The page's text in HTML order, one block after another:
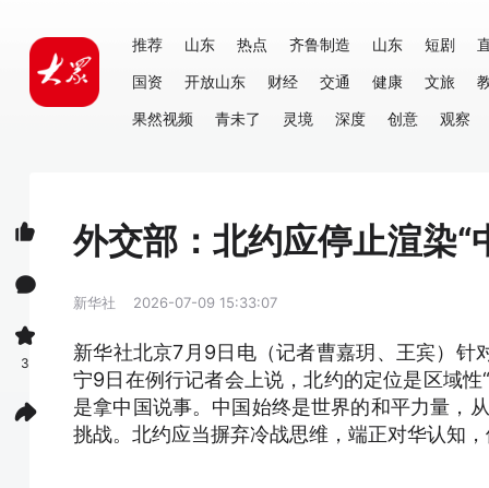
推荐 山东 热点 齐鲁制造 山东 短剧
国资
开放山东 财经 交通 健康 文旅
果然视频
青未了 灵境 深度 创意 观察
外交部：北约应停止渲染“
新华社 2026-07-09 15:33:07
新华社北京7月9日电（记者曹嘉玥、王宾）
宁9日在例行记者会上说，北约的定位是区域
是拿中国说事。中国始终是世界的和平力量，
挑战。北约应当摒弃冷战思维，端正对华认知
3